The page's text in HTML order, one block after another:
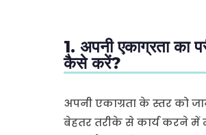
1. अपनी एकाग्रता का
कैसे करें?
अपनी एकाग्रता के स्तर को
बेहतर तरीके से कार्य करने में